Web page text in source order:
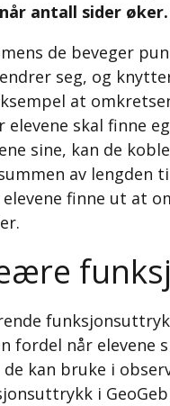
antall sider øker.
de beveger
seg, og
at
skal finne
sine, kan de
av lengden
elevene finne ut at
fordel når elevene
kan bruke i
i